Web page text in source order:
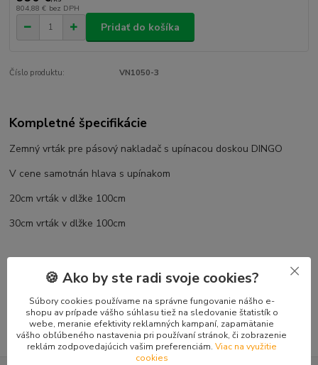
804,88 € bez DPH
Pridať do košíka
Číslo produktu: VN1050-3
Kompletné špecifikácie
Zemný vrták pre pásový nakladač s upínacou doskou DINGO
V cene samotnán hlava s upínakom
20cm vrták v dlžke 100cm
30cm vrták v dlžke 100cm
Tovar zaradený v kategóriách
Doplnky mini-nakladače pásové
🍪 Ako by ste radi svoje cookies?
Súbory cookies používame na správne fungovanie nášho e-
shopu av prípade vášho súhlasu tiež na sledovanie štatistík o
webe, meranie efektivity reklamných kampaní, zapamätanie
vášho obľúbeného nastavenia pri používaní stránok, či zobrazenie
reklám zodpovedajúcich vašim preferenciám. Viac na využitie
cookies